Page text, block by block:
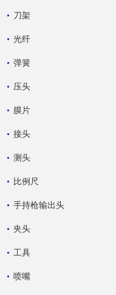
刀架
光纤
弹簧
压头
膜片
接头
测头
比例尺
手持枪输出头
夹头
工具
喷嘴